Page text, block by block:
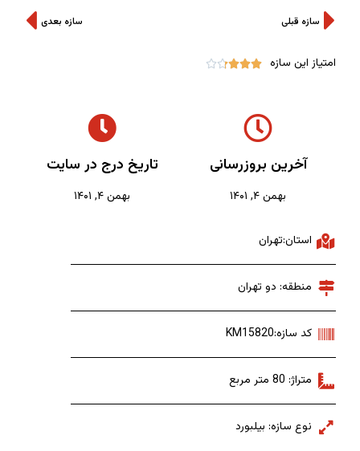
سازه قبلی سازه بعدی
امتیاز این سازه 




آخرین بروزرسانی
بهمن ۴, ۱۴۰۱
تاریخ درج در سایت
بهمن ۴, ۱۴۰۱
استان:تهران
منطقه: دو تهران
کد سازه:KM15820
متراژ: 80 متر مربع
نوع سازه: بیلبورد